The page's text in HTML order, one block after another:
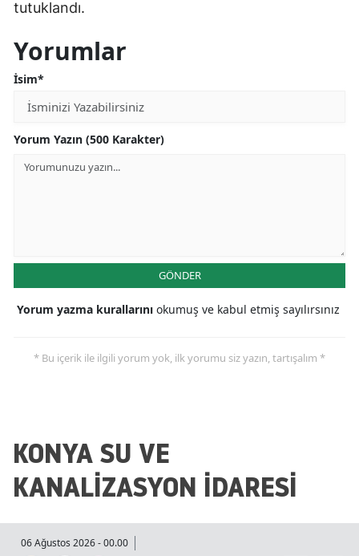
İzmir
tutuklandı.
Yorumlar
İsim*
Yorum Yazın (500 Karakter)
GÖNDER
Yorum yazma kurallarını okumuş ve kabul etmiş sayılırsınız
* Bu içerik ile ilgili yorum yok, ilk yorumu siz yazın, tartışalım *
KONYA SU VE
KANALİZASYON İDARESİ
06 Ağustos 2026 - 00.00